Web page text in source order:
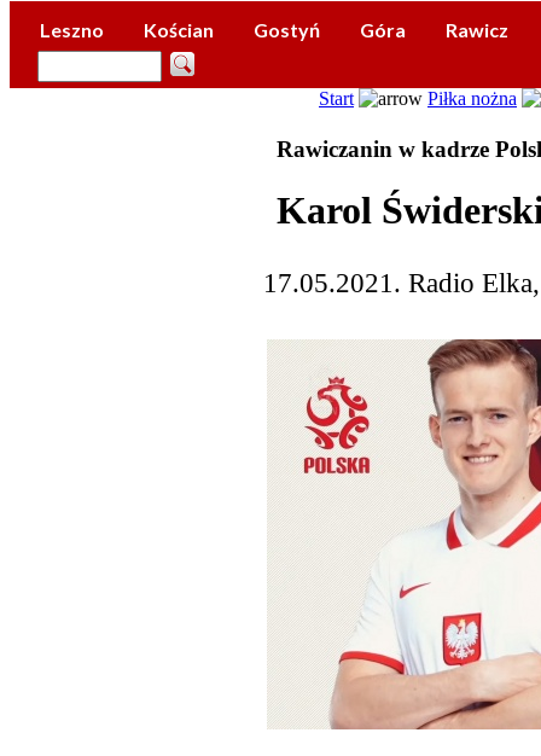
Leszno Kościan Gostyń Góra Rawicz
Start Piłka nożna
Rawiczanin w kadrze
Karol
17.05.2021. Radio